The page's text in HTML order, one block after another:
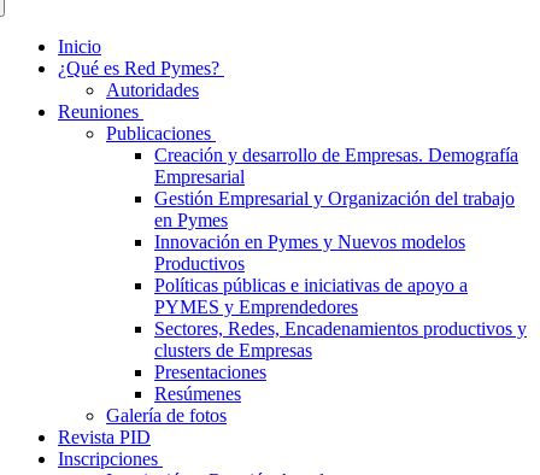
Inicio
¿Qué es Red Pymes?
Autoridades
Reuniones
Publicaciones
Creación y desarrollo de Empresas. Demografía
Empresarial
Gestión Empresarial y Organización del trabajo
en Pymes
Innovación en Pymes y Nuevos modelos
Productivos
Políticas públicas e iniciativas de apoyo a
PYMES y Emprendedores
Sectores, Redes, Encadenamientos productivos y
clusters de Empresas
Presentaciones
Resúmenes
Galería de fotos
Revista PID
Inscripciones